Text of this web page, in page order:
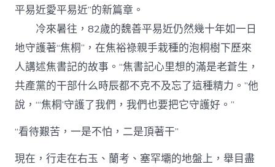
平易近愛平易近”的新篇章。
冷來暑往，82歲的魏善平易近仍然幾十年如一日
地守護著“焦桐”，在焦裕祿親手栽種的泡桐樹下歷來
人講述焦書記的故事。“焦書記心里想的滿是老蒼生，
共產黨的干部什么時辰都不克不及忘了這種精力。”他
說，“‘焦桐’守護了我們，我們也要把它守護好。”
“看待艱苦，一是不怕，二是頂著干”
現在，行走在右玉、蘭考、塞罕壩的地盤上，舉目盡